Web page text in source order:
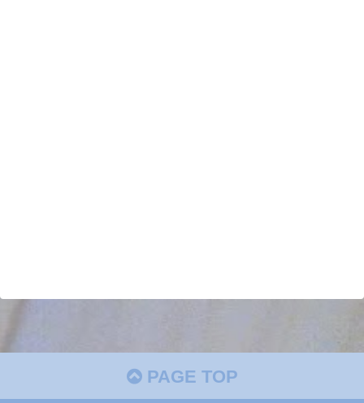
PAGE TOP